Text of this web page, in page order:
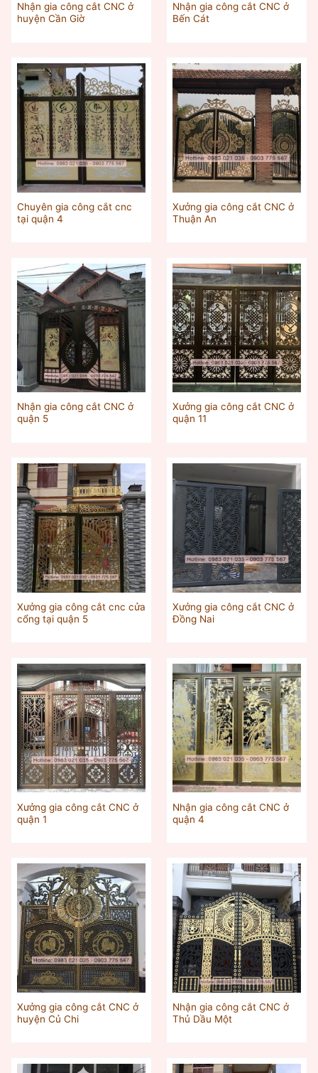
Nhận gia công cắt CNC ở
huyện Cần Giờ
Nhận gia công cắt CNC ở
Bến Cát
Chuyên gia công cắt cnc
tại quận 4
Xưởng gia công cắt CNC ở
Thuận An
Nhận gia công cắt CNC ở
quận 5
Xưởng gia công cắt CNC ở
quận 11
Xưởng gia công cắt cnc cửa
cổng tại quận 5
Xưởng gia công cắt CNC ở
Đồng Nai
Xưởng gia công cắt CNC ở
quận 1
Nhận gia công cắt CNC ở
quận 4
Xưởng gia công cắt CNC ở
huyện Củ Chi
Nhận gia công cắt CNC ở
Thủ Dầu Một‎